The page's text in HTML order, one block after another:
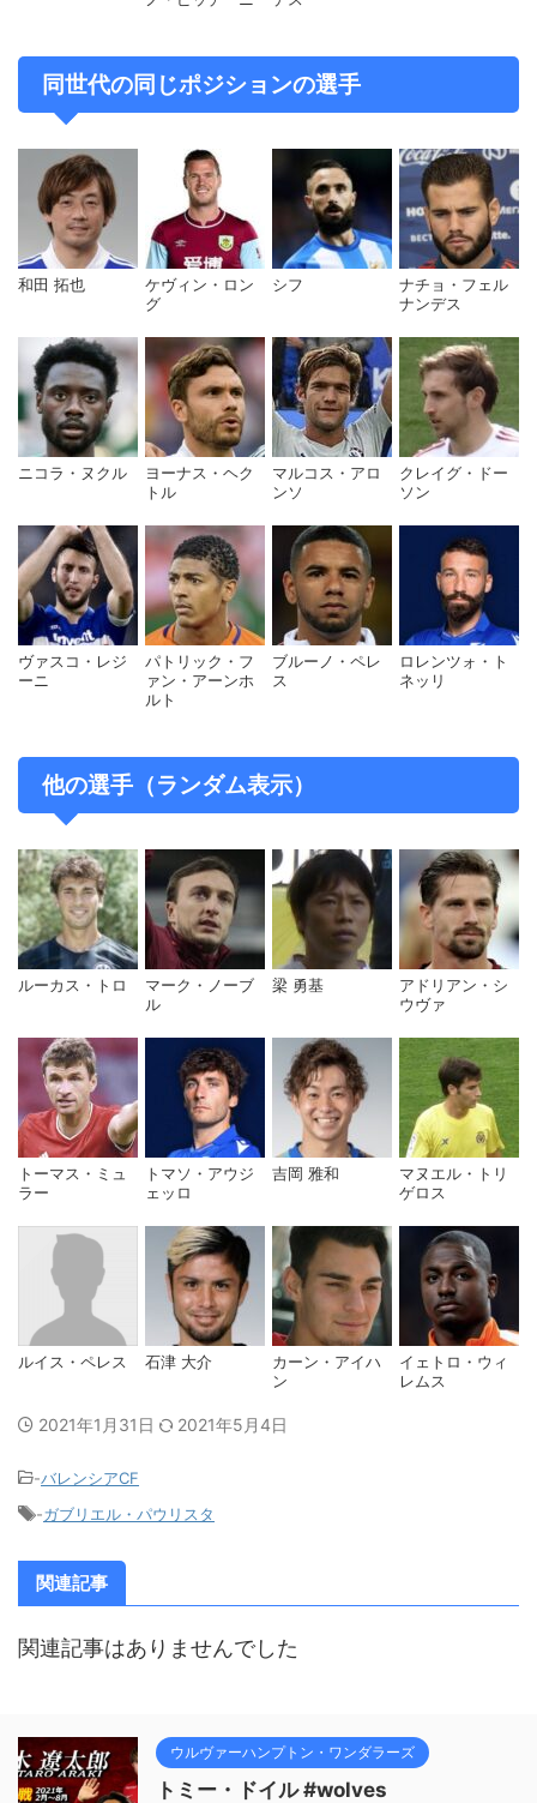
同世代の同じポジションの選手
和田 拓也
ケヴィン・ロン
グ
シフ
ナチョ・フェル
ナンデス
ニコラ・ヌクル
ヨーナス・ヘク
トル
マルコス・アロ
ンソ
クレイグ・ドー
ソン
ヴァスコ・レジ
ーニ
パトリック・フ
ァン・アーンホ
ルト
ブルーノ・ペレ
ス
ロレンツォ・ト
ネッリ
他の選手（ランダム表示）
ルーカス・トロ
マーク・ノーブ
ル
梁 勇基
アドリアン・シ
ウヴァ
トーマス・ミュ
ラー
トマソ・アウジ
ェッロ
吉岡 雅和
マヌエル・トリ
ゲロス
ルイス・ペレス 石津 大介
カーン・アイハ
ン
イェトロ・ウィ
レムス
2021年1月31日 2021年5月4日
-バレンシアCF
-ガブリエル・パウリスタ
関連記事
関連記事はありませんでした
ウルヴァーハンプトン・ワンダラーズ
トミー・ドイル #wolves